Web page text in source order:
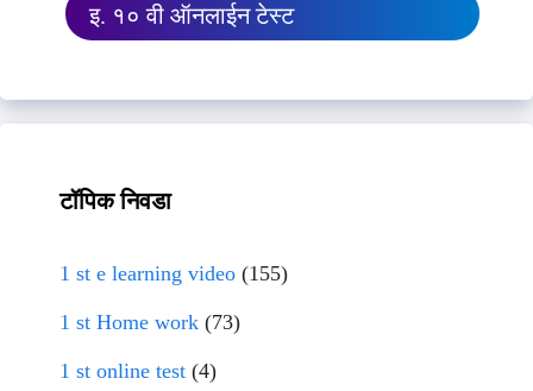
इ. १० वी ऑनलाईन टेस्ट
टॉपिक निवडा
1 st e learning video (155)
1 st Home work (73)
1 st online test (4)